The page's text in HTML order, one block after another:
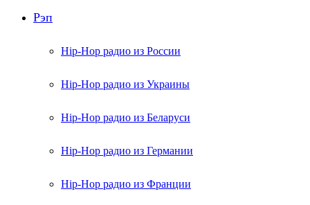
Рэп
Hip-Hop радио из России
Hip-Hop радио из Украины
Hip-Hop радио из Беларуси
Hip-Hop радио из Германии
Hip-Hop радио из Франции